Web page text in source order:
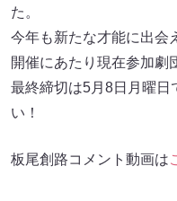
た。
今年も新たな才能に出会
開催にあたり現在参加劇
最終締切は5月8日月曜日
い！
板尾創路コメント動画は